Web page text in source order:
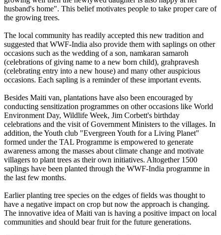
husband's home". This belief motivates people to take proper care of
the growing trees.
The local community has readily accepted this new tradition and
suggested that WWF-India also provide them with saplings on other
occasions such as the wedding of a son, namkaran samaroh
(celebrations of giving name to a new born child), grahpravesh
(celebrating entry into a new house) and many other auspicious
occasions. Each sapling is a reminder of these important events.
Besides Maiti van, plantations have also been encouraged by
conducting sensitization programmes on other occasions like World
Environment Day, Wildlife Week, Jim Corbett's birthday
celebrations and the visit of Government Ministers to the villages. In
addition, the Youth club "Evergreen Youth for a Living Planet"
formed under the TAL Programme is empowered to generate
awareness among the masses about climate change and motivate
villagers to plant trees as their own initiatives. Altogether 1500
saplings have been planted through the WWF-India programme in
the last few months.
Earlier planting tree species on the edges of fields was thought to
have a negative impact on crop but now the approach is changing.
The innovative idea of Maiti van is having a positive impact on local
communities and should bear fruit for the future generations.